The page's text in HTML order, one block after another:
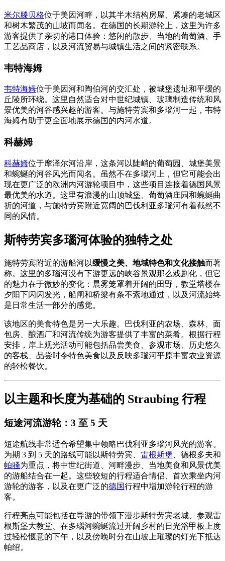
米尔滕贝格位于美因河畔，以其半木结构房屋、紧凑的老城区
和树木繁茂的山坡而闻名。在德国的长期游轮上，这里为许多
游客提供了亲切的港口体验：悠闲的散步、当地的葡萄酒、手
工艺品商店，以及河流贸易与城镇生活之间的紧密联系。
韦特海姆
韦特海姆位于美因河和陶伯河的交汇处，被城堡遗址和平缓的
丘陵所环绕。这里自然适合对中世纪城镇、玻璃制造传统和风
景优美的河谷感兴趣的游客。与施特劳宾和多瑙河一起，韦特
海姆有助于更全面地展示德国的内河水道。
科赫姆
科赫姆位于摩泽尔河沿岸，这条河以陡峭的葡萄园、城堡美景
和蜿蜒的河谷风光而闻名。虽然不在多瑙河上，但它可能会出
现在更广泛的欧洲内河游轮项目中，这些项目连接着德国风景
最优美的水道。这里有浪漫的山顶城堡、葡萄酒庄园和蜿蜒曲
折的河道，与施特劳宾附近宽阔的巴伐利亚多瑙河有着截然不
同的风情。
斯特劳宾多瑙河体验的独特之处
施特劳宾附近的游船河以缓慢之美、地域特色和文化接触而著
称。这里的多瑙河没有下游更远的峡谷景观那么戏剧化，但它
的魅力在于微妙的变化：晨雾笼罩着开阔的田野，教堂塔楼在
夕阳下闪闪发光，船闸和桥梁有条不紊地通过，以及河流始终
是日常生活一部分的感觉。
该地区的美食特色是另一大乐趣。巴伐利亚的农场、森林、面
包房、酿酒厂和河流传统为游客提供了丰富的菜肴。根据行程
安排，岸上观光活动可能包括品尝美食、参观市场、历史悠久
的客栈、品尝时令特色美食以及反映多瑙河平原丰富农业资源
的轻松餐饮。
以主题和长度为基础的 Straubing 行程
短途河流游轮：3 至 5 天
短途航线非常适合希望集中领略巴伐利亚多瑙河风光的游客。
为期 3 到 5 天的路线可能以斯特劳宾、 雷根斯堡 、德根多夫和
帕骚为重点，将中世纪街道、河畔漫步、当地美食和风景优美
的游船结合在一起。这些较短的行程适合情侣、首次乘坐内河
游轮的游客，以及在更广泛的德国行程中增加游轮行程的游
客。
行程亮点可能包括在导游的带领下漫步斯特劳宾老城、参观雷
根斯堡大教堂、在多瑙河蜿蜒流过开阔乡村的日光浴甲板上度
过轻松惬意的下午，以及傍晚时分在山坡上璀璨的灯光下抵达
帕绍。